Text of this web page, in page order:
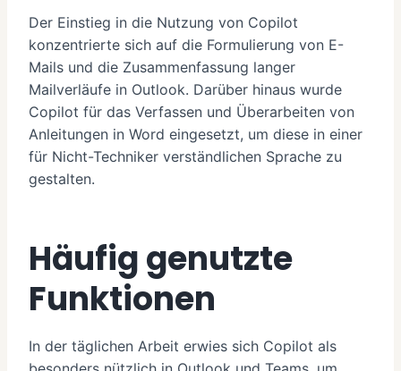
Der Einstieg in die Nutzung von Copilot
konzentrierte sich auf die Formulierung von E-
Mails und die Zusammenfassung langer
Mailverläufe in Outlook. Darüber hinaus wurde
Copilot für das Verfassen und Überarbeiten von
Anleitungen in Word eingesetzt, um diese in einer
für Nicht-Techniker verständlichen Sprache zu
gestalten.
Häufig genutzte
Funktionen
In der täglichen Arbeit erwies sich Copilot als